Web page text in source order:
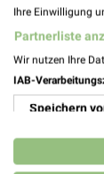
Ihre Einwilligung
Partnerliste
Wir nutzen Ihre
IAB-
Speichern